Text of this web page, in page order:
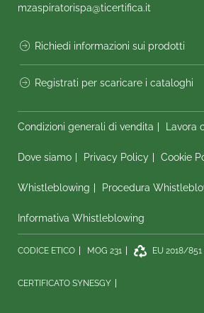
mzaspiratorispa@ticertifica.it
Richiedi informazioni sui prodotti
Registrati per scaricare i cataloghi
Condizioni generali di vendita Lavora
Dove siamo Privacy Policy Cookie
Whistleblowing Procedura
Informativa Whistleblowing
CODICE ETICO MOG 231 EU 2018/851
CERTIFICATO SYNESGY